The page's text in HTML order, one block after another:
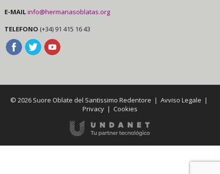
E-MAILinfo@hermanasoblatas.org
TELEFONO (+34) 91 415 16 43
© 2026 Suore Oblate del Santissimo Redentore |Avviso Legale |
Privacy| Cookies